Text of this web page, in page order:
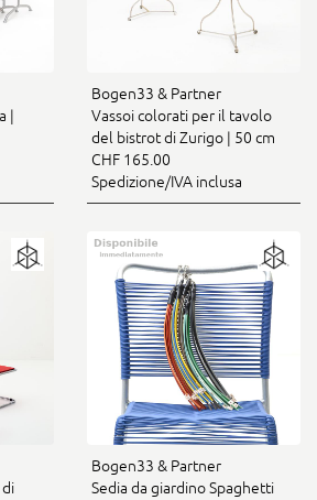
|
Bogen33 & Partner
Vassoi colorati per il tavolo
del bistrot di Zurigo | 50 cm
CHF 165.00
Spedizione/IVA inclusa
Bogen33 & Partner
Sedia da giardino Spaghetti